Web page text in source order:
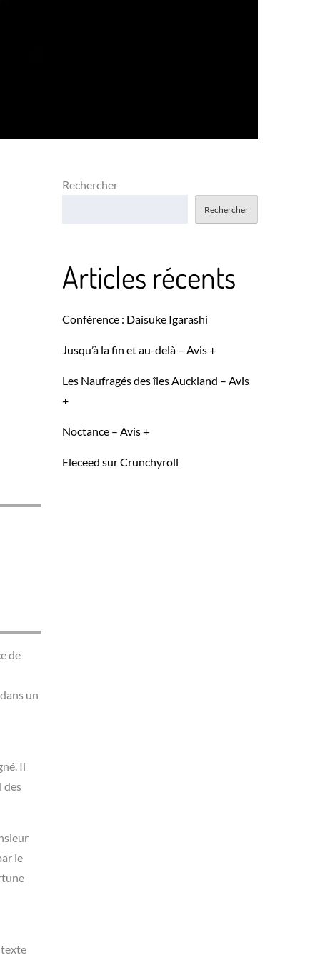
de
un
Il
des
le
Rechercher
Rechercher
Articles récents
Conférence : Daisuke Igarashi
Jusqu’à la fin et au-delà – Avis +
Les Naufragés des îles Auckland – Avis
+
Noctance – Avis +
Eleceed sur Crunchyroll